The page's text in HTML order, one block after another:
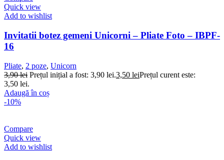
Quick view
Add to wishlist
Invitatii botez gemeni Unicorni – Pliate Foto – IBPF-
16
Pliate, 2 poze, Unicorn
3,90lei Prețul inițial a fost: 3,90 lei.3,50 leiPrețul curent este:
3,50 lei.
Adaugă în coș
-10%
Compare
Quick view
Add to wishlist